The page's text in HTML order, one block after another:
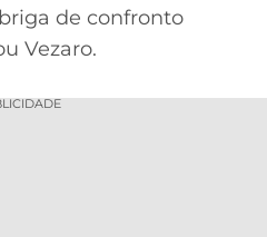
de confronto
Vezaro.